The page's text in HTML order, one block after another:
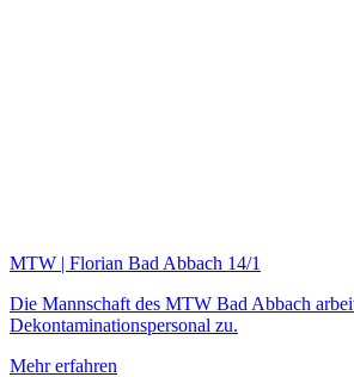
MTW | Florian Bad Abbach 14/1
Die Mannschaft des MTW Bad Abbach
Dekontaminationspersonal zu.
Mehr erfahren